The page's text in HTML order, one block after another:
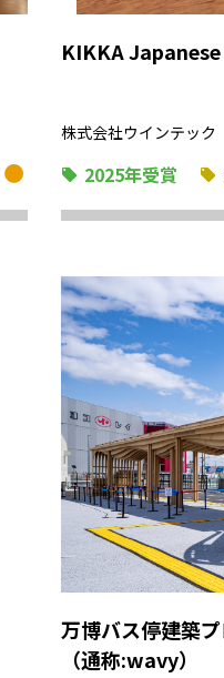
KIKKA
株式会社ウインテック
2025年受賞
万博バス停建築
（通称:wavy）